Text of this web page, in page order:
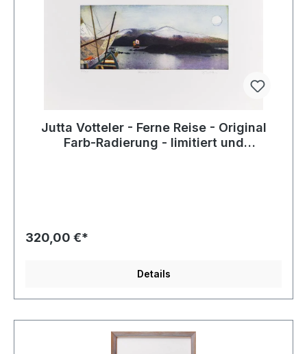
Jutta Votteler - Ferne Reise - Original
Farb-Radierung - limitiert und
320,00 €*
Details